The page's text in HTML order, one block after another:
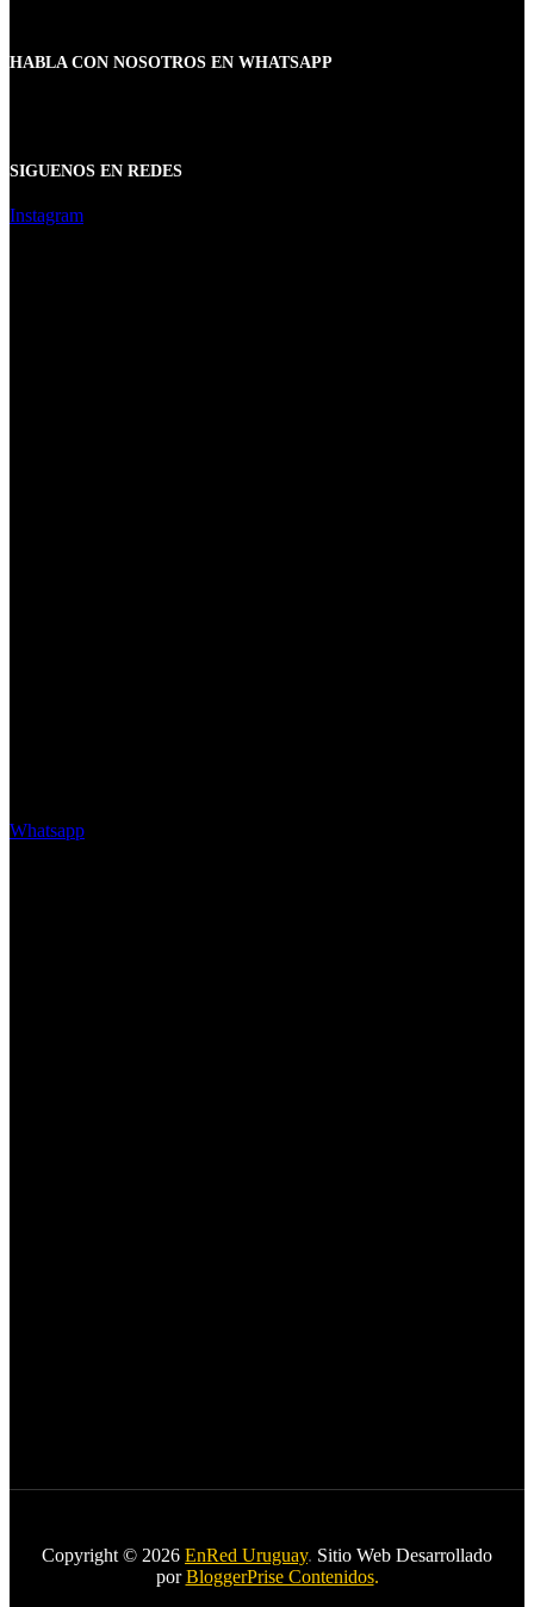
HABLA CON NOSOTROS EN WHATSAPP
SIGUENOS EN REDES
Instagram
Whatsapp
Copyright © 2026 EnRed Uruguay. Sitio Web Desarrollado
por BloggerPrise Contenidos.